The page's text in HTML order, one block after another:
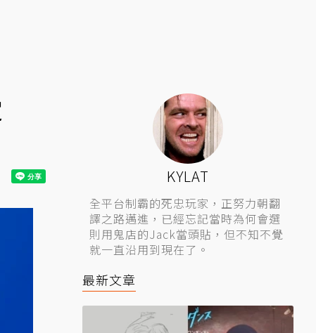
KYLAT
全平台制霸的死忠玩家，正努力朝翻
譯之路邁進，已經忘記當時為何會選
則用鬼店的Jack當頭貼，但不知不覺
就一直沿用到現在了。
最新文章